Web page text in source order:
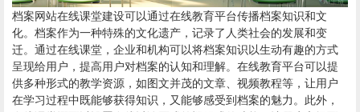
档案网站在线课堂建设可以通过在线教育平台传播档案知识和文
化。档案作为一种特殊的文化遗产，记录了人类社会的发展和变
迁。通过在线课堂，企业和机构可以将档案知识以生动有趣的方式
呈现给用户，提高用户对档案的认知和理解。在线教育平台可以提
供多种形式的教学资源，如图文并茂的文章、视频教程等，让用户
在学习过程中既能够获得知识，又能够感受到档案的魅力。此外，